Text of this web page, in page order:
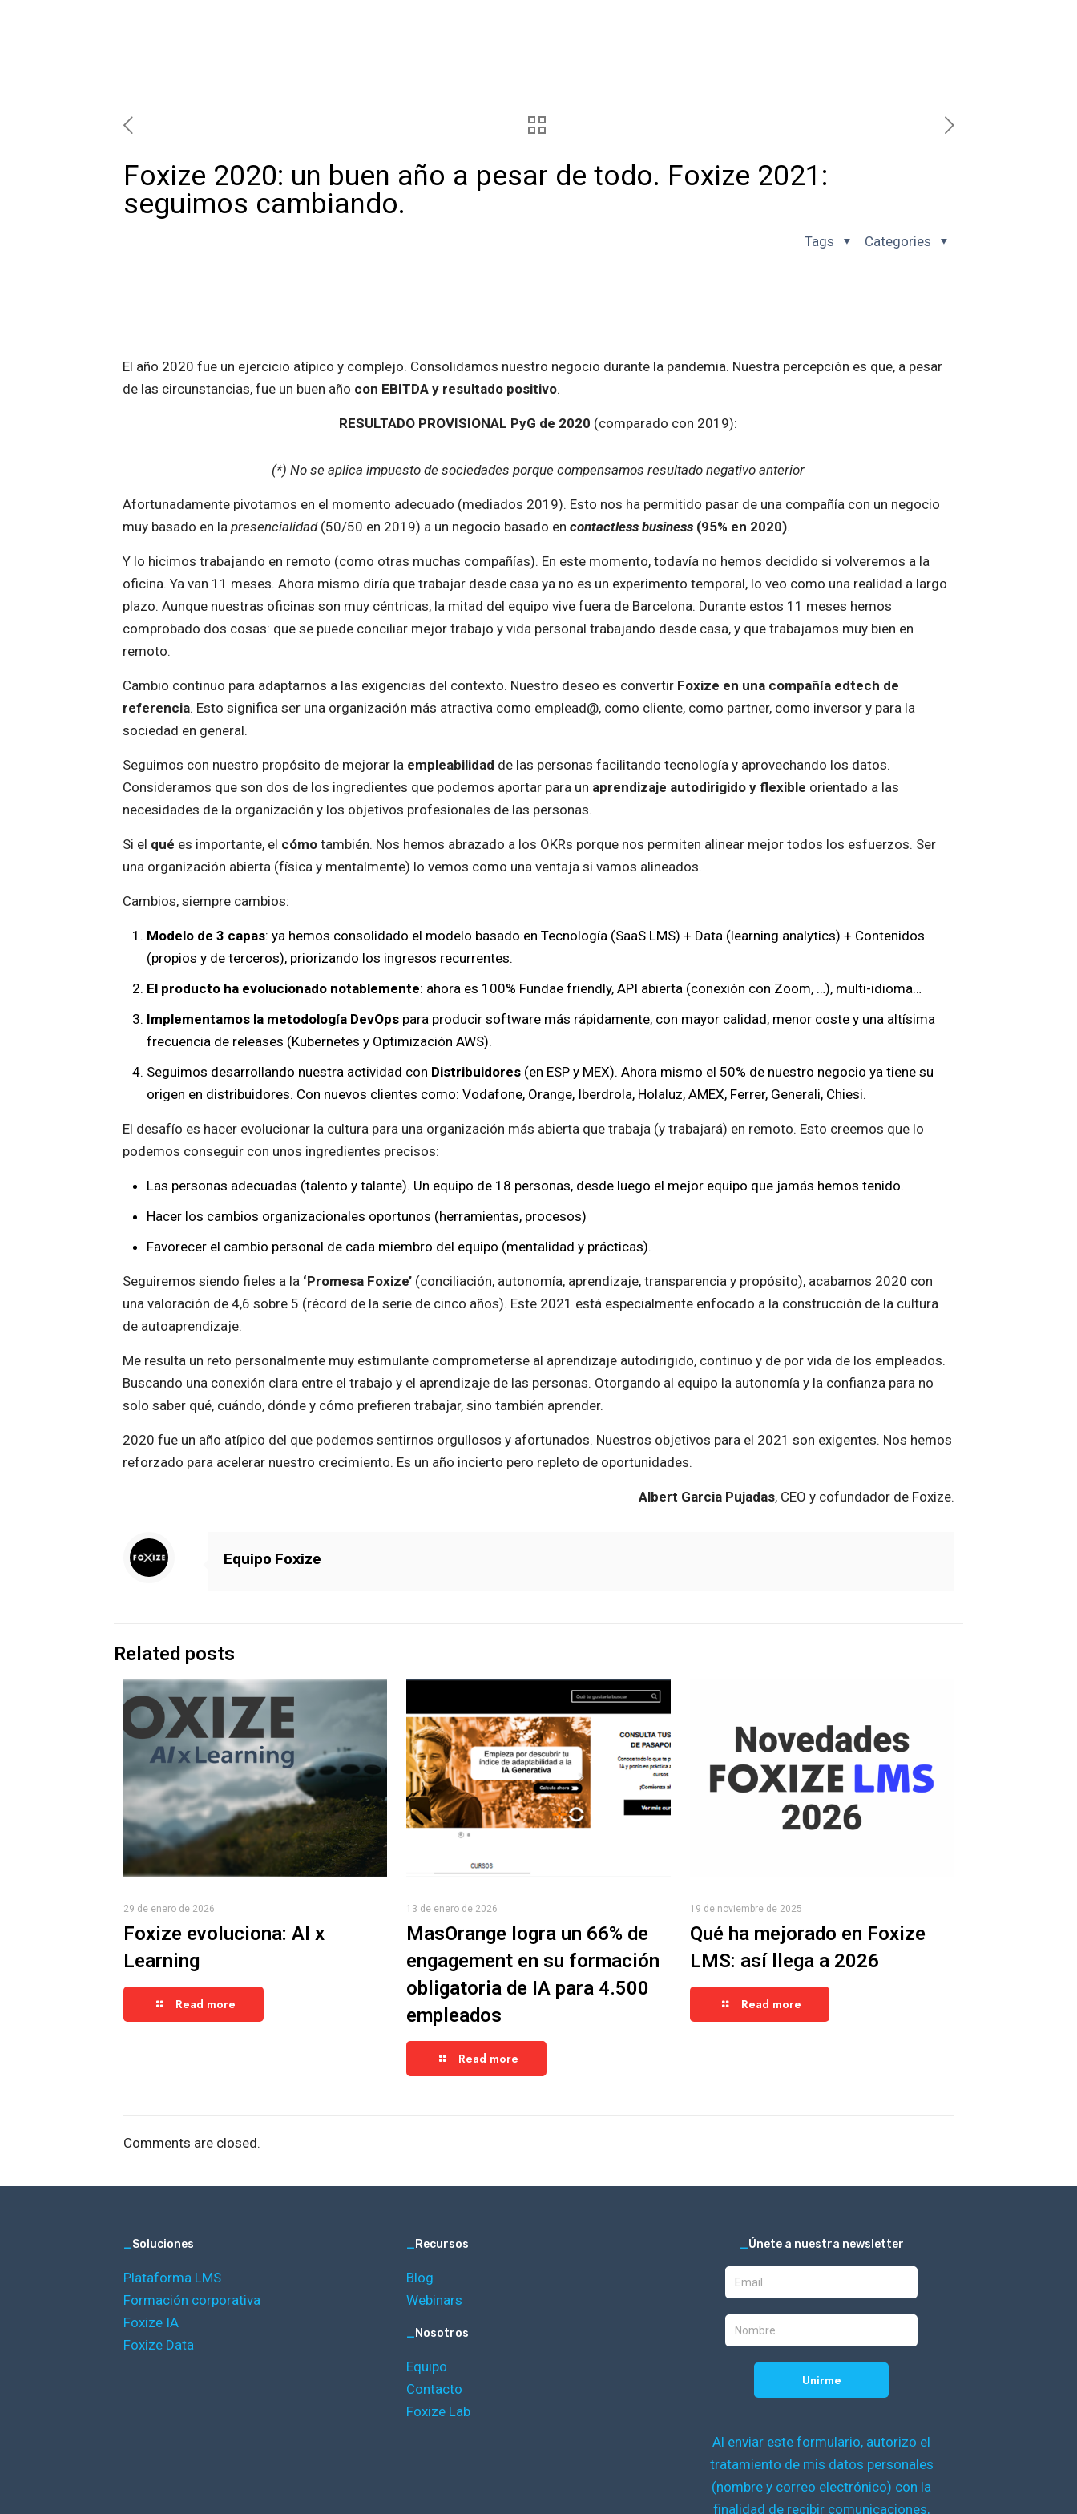
Foxize 2020: un buen año a pesar de todo. Foxize 2021:
seguimos cambiando.
Categories
Tags
El año 2020 fue un ejercicio atípico y complejo. Consolidamos nuestro negocio durante la pandemia. Nuestra percepción es que, a pesar
de las circunstancias, fue un buen año con EBITDA y resultado positivo.
RESULTADO PROVISIONAL PyG de 2020 (comparado con 2019):
(*) No se aplica impuesto de sociedades porque compensamos resultado negativo anterior
Afortunadamente pivotamos en el momento adecuado (mediados 2019). Esto nos ha permitido pasar de una compañía con un negocio
muy basado en la presencialidad(50/50 en 2019) a un negocio basado en contactless business(95% en 2020).
Y lo hicimos trabajando en remoto (como otras muchas compañías). En este momento, todavía no hemos decidido si volveremos a la
oficina. Ya van 11 meses. Ahora mismo diría que trabajar desde casa ya no es un experimento temporal, lo veo como una realidad a largo
plazo. Aunque nuestras oficinas son muy céntricas, la mitad del equipo vive fuera de Barcelona. Durante estos 11 meses hemos
comprobado dos cosas: que se puede conciliar mejor trabajo y vida personal trabajando desde casa, y que trabajamos muy bien en
remoto.
Cambio continuo para adaptarnos a las exigencias del contexto. Nuestro deseo es convertirFoxize en una compañía edtech de
referencia. Esto significa ser una organización más atractiva como emplead@, como cliente, como partner, como inversor y para la
sociedad en general.
Seguimos con nuestro propósito de mejorar la empleabilidad de las personas facilitando tecnología y aprovechando los datos.
Consideramos que son dos de los ingredientes que podemos aportar para un aprendizaje autodirigido y flexible orientado a las
necesidades de la organización y los objetivos profesionales de las personas.
Si el qué es importante, el cómotambién. Nos hemos abrazado a los OKRs porque nos permiten alinear mejor todos los esfuerzos. Ser
una organización abierta (física y mentalmente) lo vemos como una ventaja si vamos alineados.
Cambios, siempre cambios:
Modelo de 3 capas: ya hemos consolidado el modelo basado en Tecnología (SaaS LMS) + Data (learning analytics) + Contenidos
(propios y de terceros), priorizando los ingresos recurrentes.
El producto ha evolucionado notablemente: ahora es 100% Fundae friendly, API abierta (conexión con Zoom, …), multi-idioma…
Implementamos la metodología DevOpspara producir software más rápidamente, con mayor calidad, menor coste y una altísima
frecuencia de releases (Kubernetes y Optimización AWS).
Seguimos desarrollando nuestra actividad con Distribuidores(en ESP y MEX). Ahora mismo el 50% de nuestro negocio ya tiene su
origen en distribuidores. Con nuevos clientes como: Vodafone, Orange, Iberdrola, Holaluz, AMEX, Ferrer, Generali, Chiesi.
El desafío es hacer evolucionar la cultura para una organización más abierta que trabaja (y trabajará) en remoto. Esto creemos que lo
podemos conseguir con unos ingredientes precisos:
Las personas adecuadas (talento y talante). Un equipo de 18 personas, desde luego el mejor equipo que jamás hemos tenido.
Hacer los cambios organizacionales oportunos (herramientas, procesos)
Favorecer el cambio personal de cada miembro del equipo (mentalidad y prácticas).
Seguiremos siendo fieles a la‘Promesa Foxize’(conciliación, autonomía, aprendizaje, transparencia y propósito), acabamos 2020 con
una valoración de 4,6 sobre 5 (récord de la serie de cinco años). Este 2021 está especialmente enfocado a la construcción de la cultura
de autoaprendizaje.
Me resulta un reto personalmente muy estimulante comprometerse al aprendizaje autodirigido, continuo y de por vida de los empleados.
Buscando una conexión clara entre el trabajo y el aprendizaje de las personas. Otorgando al equipo la autonomía y la confianza para no
solo saber qué, cuándo, dónde y cómo prefieren trabajar, sino también aprender.
2020 fue un año atípico del que podemos sentirnos orgullosos y afortunados. Nuestros objetivos para el 2021 son exigentes. Nos hemos
reforzado para acelerar nuestro crecimiento. Es un año incierto pero repleto de oportunidades.
Albert Garcia Pujadas, CEO y cofundador de Foxize.
Equipo Foxize
Related posts
29 de enero de 2026
Foxize evoluciona: AI x
Learning
Read more
13 de enero de 2026
MasOrange logra un 66% de
engagement en su formación
obligatoria de IA para 4.500
empleados
Read more
19 de noviembre de 2025
Qué ha mejorado en Foxize
LMS: así llega a 2026
Read more
Comments are closed.
_Soluciones
Plataforma LMS
Formación corporativa
Foxize IA
Foxize Data
_Recursos
Blog
Webinars
_Nosotros
Equipo
Contacto
Foxize Lab
_Únete a nuestra newsletter
Al enviar este formulario, autorizo el
tratamiento de mis datos personales
(nombre y correo electrónico) con la
finalidad de recibir comunicaciones,